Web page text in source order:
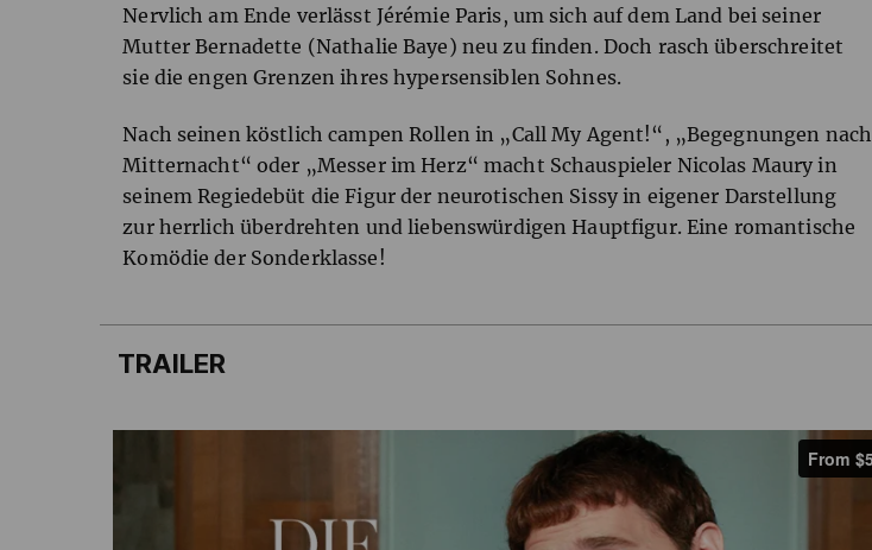
Nervlich am Ende verlässt Jérémie Paris, um sich auf dem Land bei seiner
Mutter Bernadette (Nathalie Baye) neu zu finden. Doch rasch überschreitet
sie die engen Grenzen ihres hypersensiblen Sohnes.
Nach seinen köstlich campen Rollen in „Call My Agent!“, „Begegnungen nach
Mitternacht“ oder „Messer im Herz“ macht Schauspieler Nicolas Maury in
seinem Regiedebüt die Figur der neurotischen Sissy in eigener Darstellung
zur herrlich überdrehten und liebenswürdigen Hauptfigur. Eine romantische
Komödie der Sonderklasse!
TRAILER